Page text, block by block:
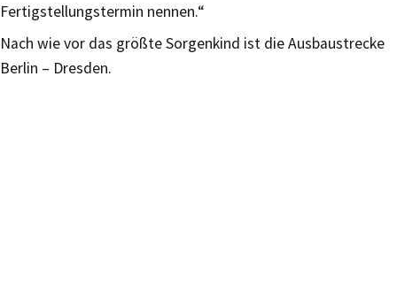
Fertigstellungstermin nennen.“
Nach wie vor das größte Sorgenkind ist die Ausbaustrecke
Berlin – Dresden.